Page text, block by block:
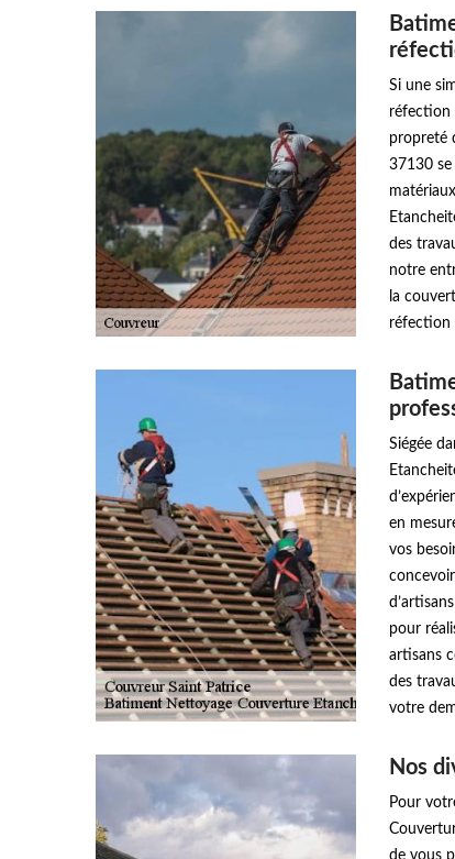
Si une
réfection
propreté
37130 se
des
notre
la
réfection
Siégée
en
vos
pour
artisans
des
votre
Nos
Pour
de vous